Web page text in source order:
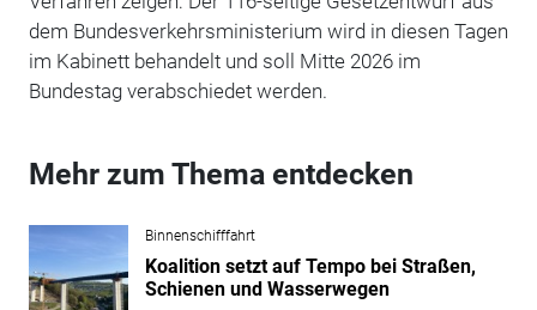
dem Bundesverkehrsministerium wird in diesen Tagen
im Kabinett behandelt und soll Mitte 2026 im
Bundestag verabschiedet werden.
Mehr zum Thema entdecken
Binnenschifffahrt
Koalition setzt auf Tempo bei Straßen,
Schienen und Wasserwegen